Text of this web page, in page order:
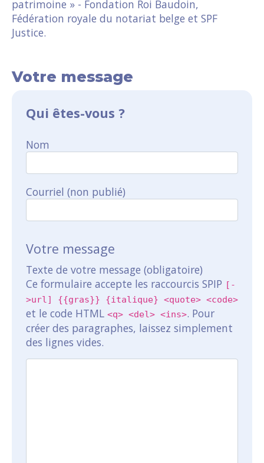
patrimoine » - Fondation Roi Baudoin,
Fédération royale du notariat belge et SPF
Justice.
Votre message
Qui êtes-vous ?
Nom
Courriel (non publié)
Votre message
Texte de votre message (obligatoire)
Ce formulaire accepte les raccourcis SPIP [-
>url] {{gras}} {italique} <quote> <code>
et le code HTML <q> <del> <ins>. Pour
créer des paragraphes, laissez simplement
des lignes vides.